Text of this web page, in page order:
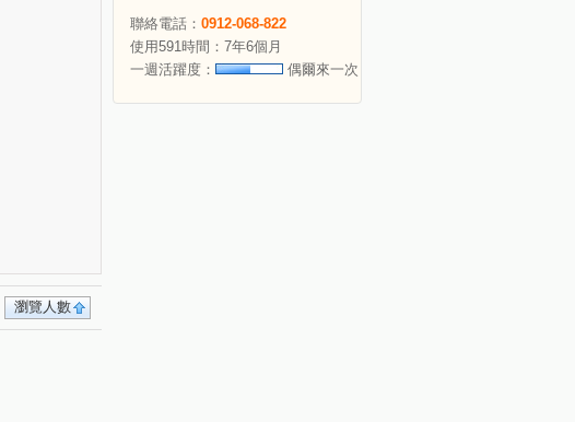
瀏覽人數
聯絡電話： 0912-068-822
使用591時間：7年6個月
一週活躍度：
偶爾來一次